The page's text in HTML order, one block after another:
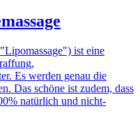
ist eine
Es werden genau die
Das schöne ist zudem, dass
natürlich und nicht-